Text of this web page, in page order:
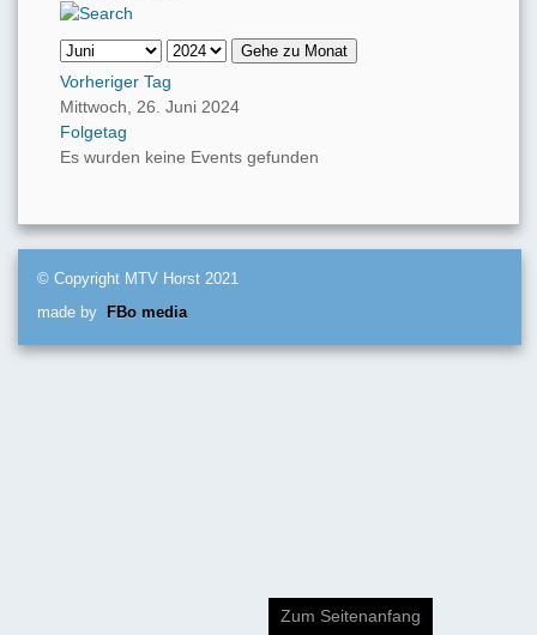
Gehe zu Monat
Vorheriger Tag
Mittwoch, 26. Juni 2024
Folgetag
Es wurden keine Events gefunden
© Copyright MTV Horst 2021
made by
FBo media
Zum Seitenanfang